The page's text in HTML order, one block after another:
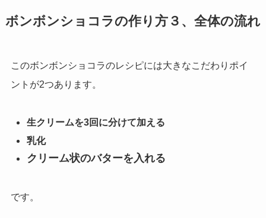
ボンボンショコラの作り方３、全体の流れ
このボンボンショコラのレシピには大きなこだわりポイ
ントが2つあります。
生クリームを3回に分けて加える
乳化
クリーム状のバターを入れる
です。